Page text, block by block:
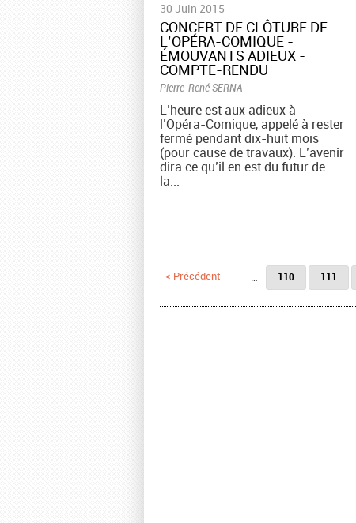
30 Juin 2015
CONCERT DE CLÔTURE DE
L’OPÉRA-COMIQUE -
ÉMOUVANTS ADIEUX -
COMPTE-RENDU
Pierre-René SERNA
L’heure est aux adieux à
l’Opéra-Comique, appelé à rester
fermé pendant dix-huit mois
(pour cause de travaux). L’avenir
dira ce qu’il en est du futur de
la...
< Précédent 110 111